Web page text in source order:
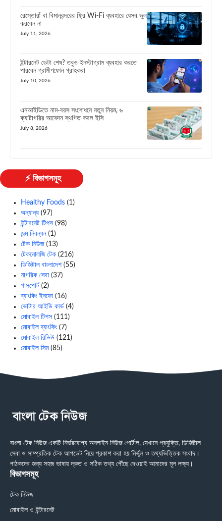
রেস্তোরাঁ বা বিমানবন্দরের ফ্রি Wi-Fi ব্যবহারে যেসব ভুল
করবেন না
July 11, 2026
ইন্টারনেট ডেটা শেষ? তবুও ইনস্টাগ্রাম ব্যবহার করতে
পারবেন গ্রামীণফোন গ্রাহকরা
July 10, 2026
এনআইডিতে নাম-বয়স সংশোধনে নতুন নিয়ম, ৬
ক্যাটাগরির আবেদন স্থগিত করল ইসি
July 8, 2026
⚡ বিভাগসমূহ
Healthy Foods (1)
অন্যান্য (97)
ইন্টারনেট টিপস (98)
জন্ম নিবন্ধন(1)
টেক নিউজ(13)
টেকনোলজি টেক (216)
ডিজিটাল বাংলাদেশ(55)
নাগরিক সেবা (37)
পাসপোর্ট (2)
ব্যাংকিং ইনফো (16)
ভোটার আইডি কার্ড (4)
মোবাইল টিপস (111)
মোবাইল ব্যাংকিং (7)
মোবাইল রিভিউ (121)
মোবাইল সিম(85)
বাংলা টেক নিউজ একটি নির্ভরযোগ্য অনলাইন নিউজ পোর্টাল, যেখানে প্রযুক্তি, ডিজিটাল
সেবা ও সাম্প্রতিক টেক আপডেট নিয়ে প্রকাশ করা হয় নির্ভুল ও তথ্যভিত্তিক সংবাদ।
পাঠকদের জন্য সহজ ভাষায় দ্রুত ও সঠিক তথ্য পৌঁছে দেওয়াই আমাদের মূল লক্ষ্য।
বিভাগসমূহ
টেক নিউজ
মোবাইল ও ইন্টারনেট